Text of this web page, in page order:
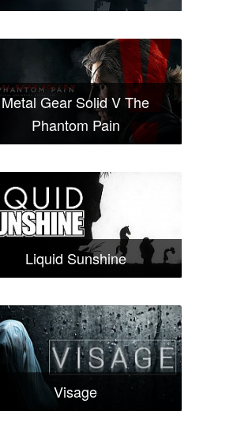
Metal Gear Solid V The
Phantom Pain
Liquid Sunshine
Visage